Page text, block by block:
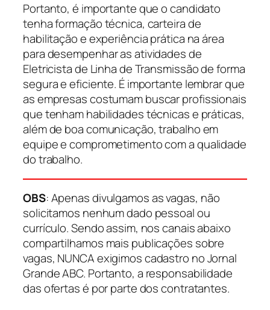
Portanto, é importante que o candidato
tenha formação técnica, carteira de
habilitação e experiência prática na área
para desempenhar as atividades de
Eletricista de Linha de Transmissão de forma
segura e eficiente. É importante lembrar que
as empresas costumam buscar profissionais
que tenham habilidades técnicas e práticas,
além de boa comunicação, trabalho em
equipe e comprometimento com a qualidade
do trabalho.
OBS: Apenas divulgamos as vagas, não
solicitamos nenhum dado pessoal ou
currículo. Sendo assim, nos canais abaixo
compartilhamos mais publicações sobre
vagas, NUNCA exigimos cadastro no Jornal
Grande ABC. Portanto, a responsabilidade
das ofertas é por parte dos contratantes.